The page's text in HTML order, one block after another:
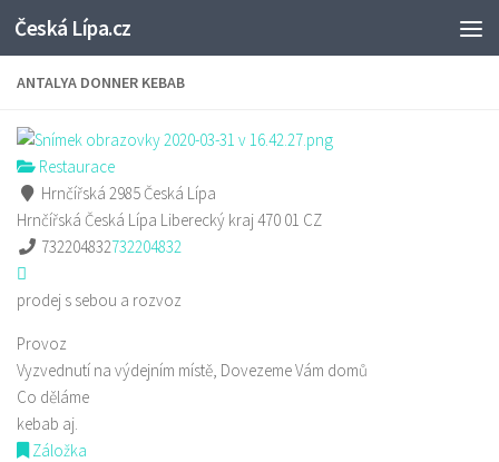
Skip to content
Česká Lípa.cz
ANTALYA DONNER KEBAB
Restaurace
Hrnčířská 2985 Česká Lípa
Hrnčířská Česká Lípa Liberecký kraj470 01 CZ
732204832732204832
prodej s sebou a rozvoz
Provoz
Vyzvednutí na výdejním místě, Dovezeme Vám domů
Co děláme
kebab aj.
Záložka